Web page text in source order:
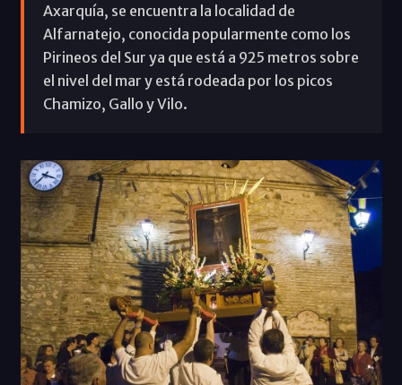
Axarquía, se encuentra la localidad de
Alfarnatejo, conocida popularmente como los
Pirineos del Sur ya que está a 925 metros sobre
el nivel del mar y está rodeada por los picos
Chamizo, Gallo y Vilo.